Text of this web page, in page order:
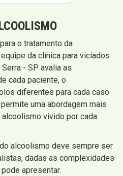
o tratamento da
da clínica para viciados
- SP avalia as
cada paciente, o
diferentes para cada caso
uma abordagem mais
vivido por cada
alcoolismo deve sempre ser
dadas as complexidades
apresentar.